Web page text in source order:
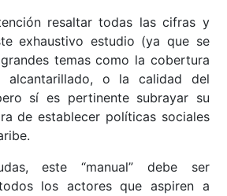
resaltar todas las cifras y
exhaustivo estudio (ya que se
temas como la cobertura
alcantarillado, o la calidad del
sí es pertinente subrayar su
de establecer políticas sociales
este “manual” debe ser
los actores que aspiren a